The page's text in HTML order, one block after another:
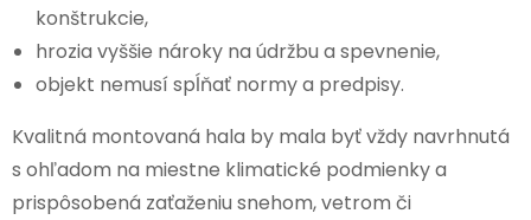
konštrukcie,
hrozia vyššie nároky na údržbu a spevnenie,
objekt nemusí spĺňať normy a predpisy.
Kvalitná montovaná hala by mala byť vždy navrhnutá
s ohľadom na miestne klimatické podmienky a
prispôsobená zaťaženiu snehom, vetrom či